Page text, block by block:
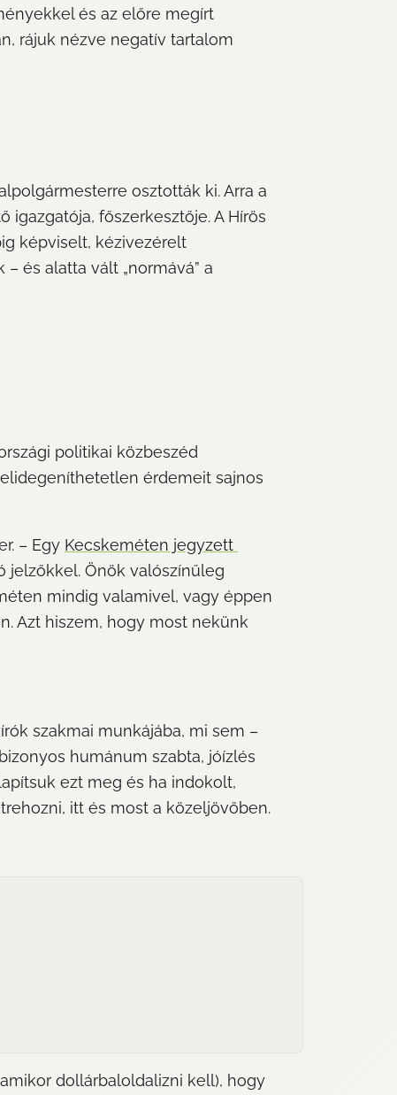
és az előre megírt
rájuk nézve negatív tartalom
osztották ki. Arra a
igazgatója, főszerkesztője. A Hírös
képviselt, kézivezérelt
és alatta vált „normává” a
politikai közbeszéd
érdemeit sajnos
– Egy Kecskeméten jegyzett
jelzőkkel. Önök valószínűleg
mindig valamivel, vagy éppen
Azt hiszem, hogy most nekünk
szakmai munkájába, mi sem –
humánum szabta, jóízlés
ezt meg és ha indokolt,
itt és most a közeljövőben.
dollárbaloldalizni kell), hogy